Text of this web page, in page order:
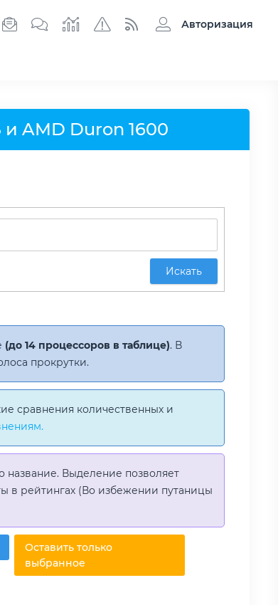
Авторизация
AMD Duron 1600
Искать
(до 14 процессоров в таблице). В
прокрутки.
сравнения количественных и
название. Выделение позволяет
в рейтингах (Во избежении путаницы
Оставить только
выбранное